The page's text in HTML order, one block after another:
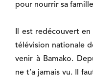
pour nourrir sa
Il est redécouvert
télévision nationale
venir à Bamako.
ne t’a jamais vu. Il